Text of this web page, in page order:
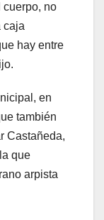
cuerpo, no
caja
hay entre
en
también
Castañeda,
que
arpista